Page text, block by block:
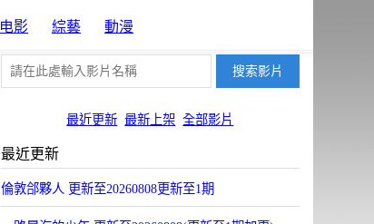
电影 綜藝 動漫
最近更新 最新上架 全部影片
最近更新
倫敦郃夥人 更新至20260808更新至1期